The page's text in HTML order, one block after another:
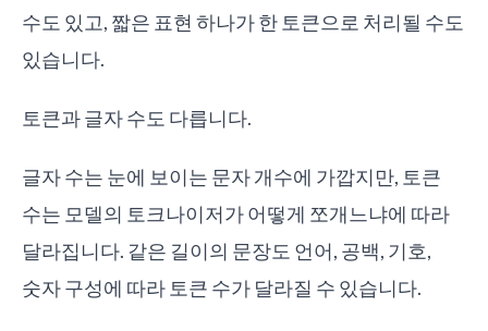
수도 있고, 짧은 표현 하나가 한 토큰으로 처리될 수도
있습니다.
토큰과 글자 수도 다릅니다.
글자 수는 눈에 보이는 문자 개수에 가깝지만, 토큰
수는 모델의 토크나이저가 어떻게 쪼개느냐에 따라
달라집니다. 같은 길이의 문장도 언어, 공백, 기호,
숫자 구성에 따라 토큰 수가 달라질 수 있습니다.